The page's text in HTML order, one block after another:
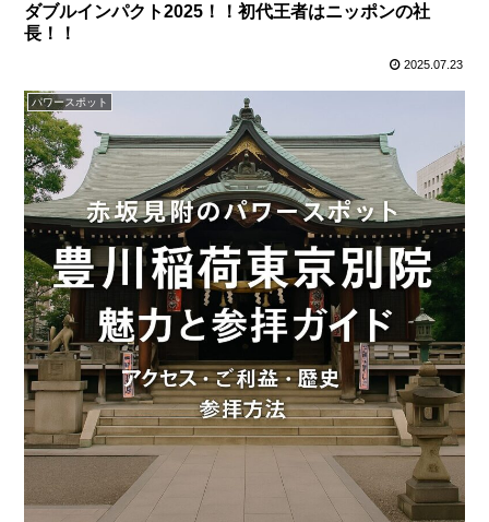
ダブルインパクト2025！！初代王者はニッポンの社
長！！
2025.07.23
パワースポット